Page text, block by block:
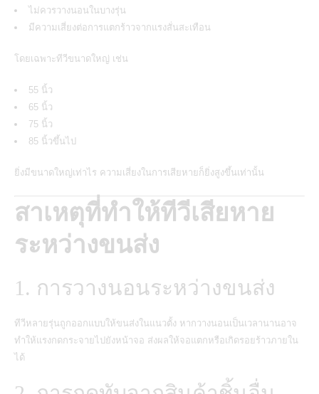
ไม่ควรวางนอนในบางรุ่น
มีความเสี่ยงต่อการแตกร้าวจากแรงสั่นสะเทือน
โดยเฉพาะทีวีขนาดใหญ่ เช่น
55 นิ้ว
65 นิ้ว
75 นิ้ว
85 นิ้วขึ้นไป
ยิ่งมีขนาดใหญ่เท่าไร ความเสี่ยงในการเสียหายก็ยิ่งสูงขึ้นเท่านั้น
สาเหตุที่ทำให้ทีวีเสียหาย
ระหว่างขนส่ง
1. การวางนอนระหว่างขนส่ง
ทีวีหลายรุ่นถูกออกแบบให้ขนส่งในแนวตั้ง หากวางนอนเป็นเวลานานอาจ
ทำให้แรงกดกระจายไปยังหน้าจอ ส่งผลให้จอแตกหรือเกิดรอยร้าวภายใน
ได้